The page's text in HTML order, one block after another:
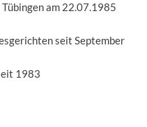
am 22.07.1985
seit September
1983